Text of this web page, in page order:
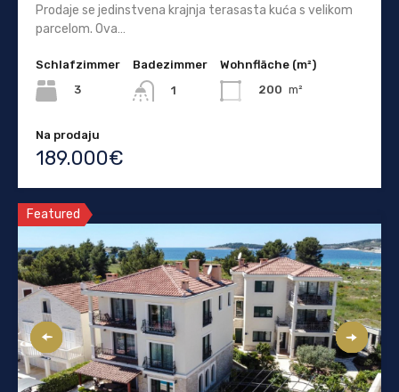
Prodaje se jedinstvena krajnja terasasta kuća s velikom
parcelom. Ova…
Schlafzimmer
3
Badezimmer
1
Wohnfläche (m²)
200 m²
Na prodaju
189.000€
Featured